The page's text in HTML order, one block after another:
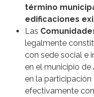
término
edificaciones
Las
legalmente
con sede social e
en el municipio de
en la participación
efectivamente